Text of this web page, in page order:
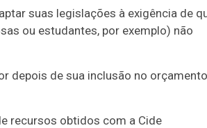
suas legislações à exigência de
ou estudantes, por exemplo) não
depois de sua inclusão no orçamento
recursos obtidos com a Cide